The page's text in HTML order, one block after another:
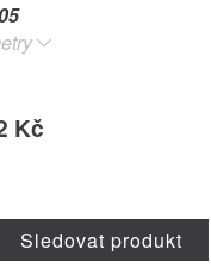
Kč
Sledovat produkt